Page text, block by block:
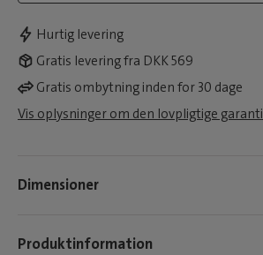
Hurtig levering
Gratis levering fra DKK 569
Gratis ombytning inden for 30 dage
Vis oplysninger om den lovpligtige garanti
Dimensioner
Produktinformation